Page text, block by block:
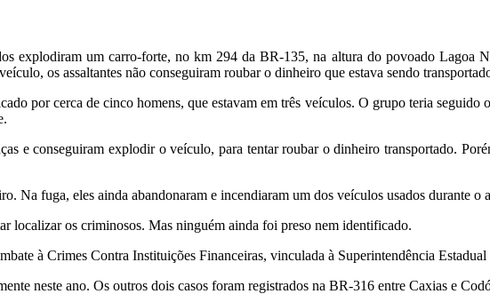
explodiram um carro-forte, no km 294 da BR-135, na altura do povoado
os assaltantes não conseguiram roubar o dinheiro que estava sendo
por cerca de cinco homens, que estavam em três veículos. O grupo teria
e conseguiram explodir o veículo, para tentar roubar o dinheiro transportado.
Na fuga, eles ainda abandonaram e incendiaram um dos veículos usados durante o
localizar os criminosos. Mas ninguém ainda foi preso nem identificado.
à Crimes Contra Instituições Financeiras, vinculada à Superintendência
neste ano. Os outros dois casos foram registrados na BR-316 entre Caxias e